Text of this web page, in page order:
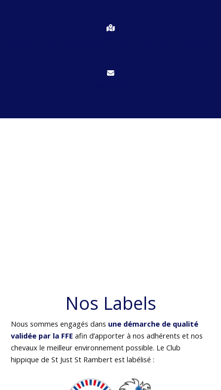
Nos Labels
Nous sommes engagés dans une démarche de qualité
validée par la FFE afin d’apporter à nos adhérents et nos
chevaux le meilleur environnement possible. Le Club
hippique de St Just St Rambert est labélisé :